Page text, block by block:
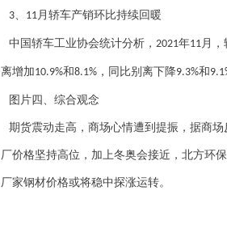
3、 11月轿车产销环比持续回暖
中国轿车工业协会统计分析， 2021年11月
离增加10.9%和8.1% ，同比别离下降9.3%和
图片四、综合观念
期货震动走高，商场心情遭到提振，据商
厂价格坚持高位，加上冬奥会接近，北方环
厂家钢材价格或将稳中探涨运转。